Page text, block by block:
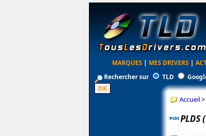
MARQUES | MES DRIVERS |
Rechercher sur
TLD
Accueil>
PLDS